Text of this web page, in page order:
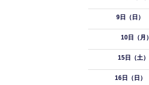
9日（日）
10日（月）
15日（土）
16日（日）